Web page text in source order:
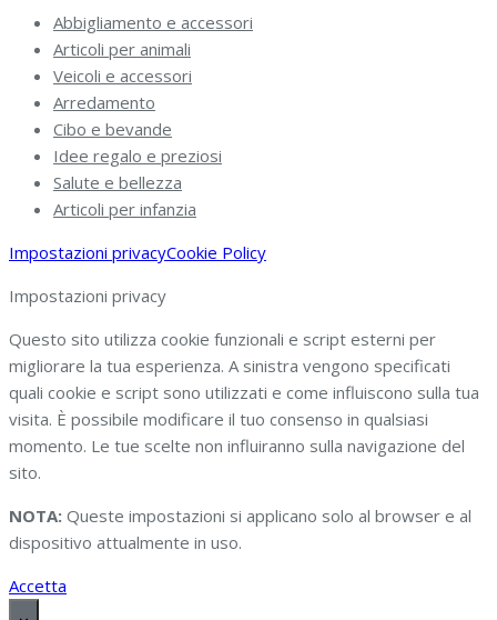
Abbigliamento e accessori
Articoli per animali
Veicoli e accessori
Arredamento
Cibo e bevande
Idee regalo e preziosi
Salute e bellezza
Articoli per infanzia
Impostazioni privacyCookie Policy
Impostazioni privacy
Questo sito utilizza cookie funzionali e script esterni per
migliorare la tua esperienza. A sinistra vengono specificati
quali cookie e script sono utilizzati e come influiscono sulla tua
visita. È possibile modificare il tuo consenso in qualsiasi
momento. Le tue scelte non influiranno sulla navigazione del
sito.
NOTA: Queste impostazioni si applicano solo al browser e al
dispositivo attualmente in uso.
Accetta